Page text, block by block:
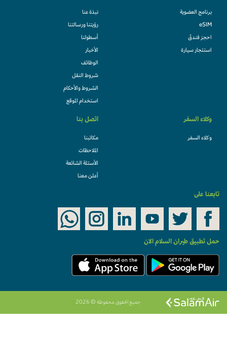
برنامج العضوية
eSIM
احجز فندقً
استئجار سيارة
نبذة عنا
رؤيتنا ورسالتنا
أسطولنا
الأخبار
الوظائف
شروط النقل
الشروط والأحكام
استخدام الموقع
وكلاء السفر
وكلاء السفر
اتصل بنا
مكاتبنا
الملاحظات
الأسئلة الشائعة
أعلن معنا
تابعنا على
حمل تطبيق طيران السلام الان
جميع الحقوق محفوظة © 2026